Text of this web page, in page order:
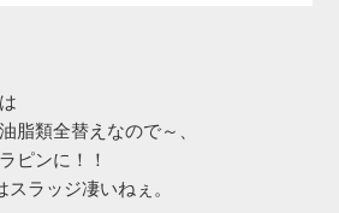
脂類全替えなので～、
ピンに！！
ラッジ凄いねぇ。